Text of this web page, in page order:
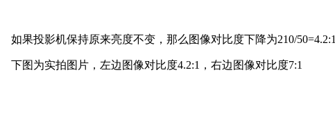
如果投影机保持原来亮度不变，那么图像对比度下降为210/50=4.2:1
下图为实拍图片，左边图像对比度4.2:1，右边图像对比度7:1